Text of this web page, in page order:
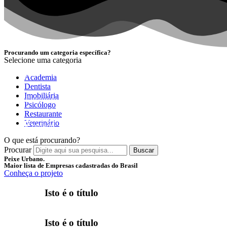
NOVIDADE
Encontre as melhores empresas separadas por
Conferir
Procurando um categoria específica?
Selecione uma categoria
Academia
Dentista
Imobiliária
Psicólogo
Restaurante
Veterinário
O que está procurando?
Procurar
Buscar
Peixe Urbano.
Maior lista de Empresas cadastradas do Brasil
Conheça o projeto
Isto é o título
Isto é o título